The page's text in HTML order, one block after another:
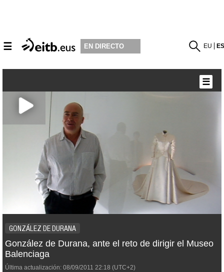
☰ EN DIRECTO EU
GONZÁLEZ DE DURANA
González de Durana, ante el reto de dirigir el Museo
Balenciaga
Última actualización: 08/09/2011 22:18 (UTC+2)
☰